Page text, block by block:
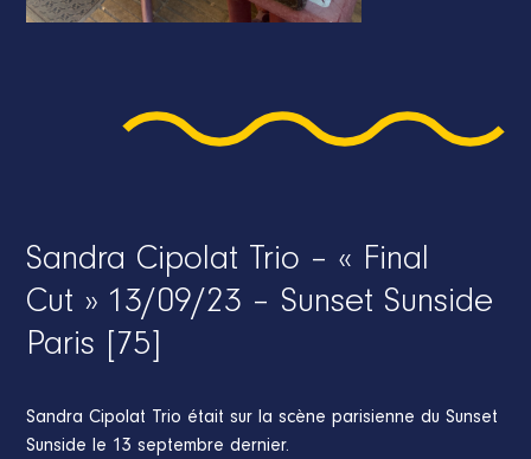
Sandra Cipolat Trio – « Final
Cut » 13/09/23 – Sunset Sunside
Paris [75]
Sandra Cipolat Trio était sur la scène parisienne du Sunset
Sunside le 13 septembre dernier.